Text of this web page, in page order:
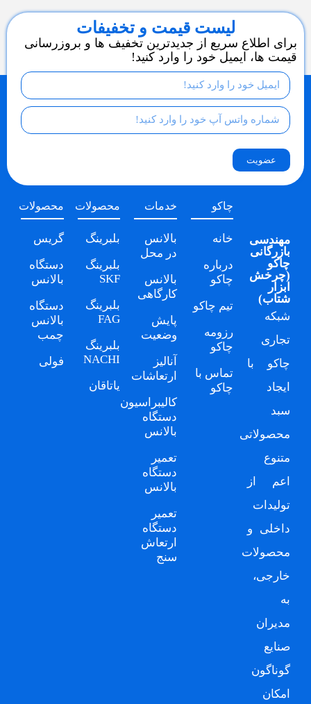
لیست قیمت و تخفیفات
برای اطلاع سریع از جدیدترین تخفیف ها و بروزرسانی
قیمت ها، ایمیل خود را وارد کنید!
عضویت
مهندسی
بازرگانی
چاکو
(چرخش
ابزار
شتاب)
شبکه
تجاری
چاکو با
ایجاد
سبد
محصولاتی
متنوع
اعم از
تولیدات
داخلی و
محصولات
خارجی،
به
مدیران
صنایع
گوناگون
امکان
چاکو
خانه
درباره
چاکو
تیم چاکو
رزومه
چاکو
تماس با
چاکو
خدمات
بالانس
در محل
بالانس
کارگاهی
پایش
وضعیت
آنالیز
ارتعاشات
کالیبراسیون
دستگاه
بالانس
تعمیر
دستگاه
بالانس
تعمیر
دستگاه
ارتعاش
سنج
محصولات
بلبرینگ
بلبرینگ
SKF
بلبرینگ
FAG
بلبرینگ
NACHI
یاتاقان
محصولات
گریس
دستگاه
بالانس
دستگاه
بالانس
چمب
فولی